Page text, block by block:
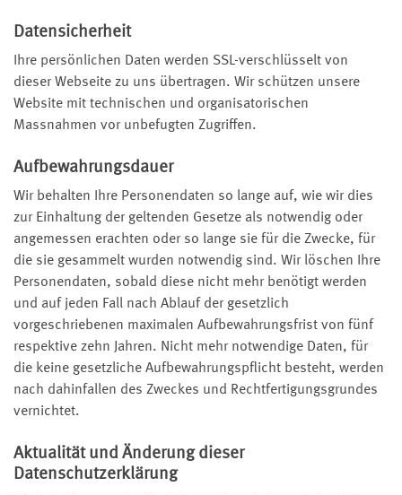
Datensicherheit
Ihre persönlichen Daten werden SSL-verschlüsselt von
dieser Webseite zu uns übertragen. Wir schützen unsere
Website mit technischen und organisatorischen
Massnahmen vor unbefugten Zugriffen.
Aufbewahrungsdauer
Wir behalten Ihre Personendaten so lange auf, wie wir dies
zur Einhaltung der geltenden Gesetze als notwendig oder
angemessen erachten oder so lange sie für die Zwecke, für
die sie gesammelt wurden notwendig sind. Wir löschen Ihre
Personendaten, sobald diese nicht mehr benötigt werden
und auf jeden Fall nach Ablauf der gesetzlich
vorgeschriebenen maximalen Aufbewahrungsfrist von fünf
respektive zehn Jahren. Nicht mehr notwendige Daten, für
die keine gesetzliche Aufbewahrungspflicht besteht, werden
nach dahinfallen des Zweckes und Rechtfertigungsgrundes
vernichtet.
Aktualität und Änderung dieser
Datenschutzerklärung